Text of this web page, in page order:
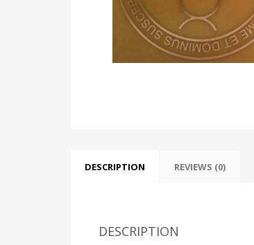
DESCRIPTION REVIEWS (0)
DESCRIPTION